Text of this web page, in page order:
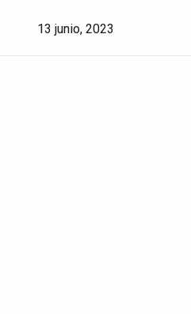
13 junio, 2023